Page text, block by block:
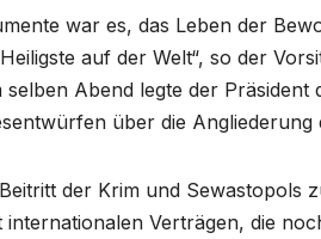
war es, das Leben der
auf der Welt“, so der
Abend legte der Präsident
über die Angliederung
der Krim und Sewastopols
internationalen Verträgen, die